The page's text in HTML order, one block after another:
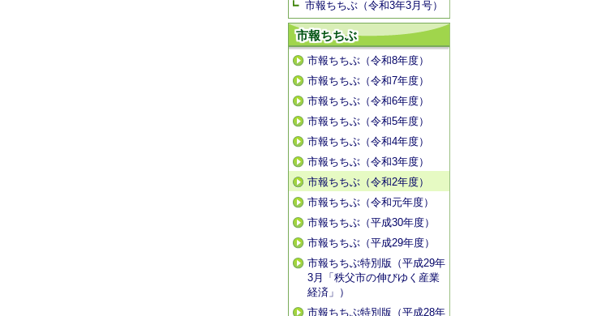
市報ちちぶ（令和3年3月号）
市報ちちぶ
市報ちちぶ（令和8年度）
市報ちちぶ（令和7年度）
市報ちちぶ（令和6年度）
市報ちちぶ（令和5年度）
市報ちちぶ（令和4年度）
市報ちちぶ（令和3年度）
市報ちちぶ（令和2年度）
市報ちちぶ（令和元年度）
市報ちちぶ（平成30年度）
市報ちちぶ（平成29年度）
市報ちちぶ特別版（平成29年
3月「秩父市の伸びゆく産業
経済」）
市報ちちぶ特別版（平成28年